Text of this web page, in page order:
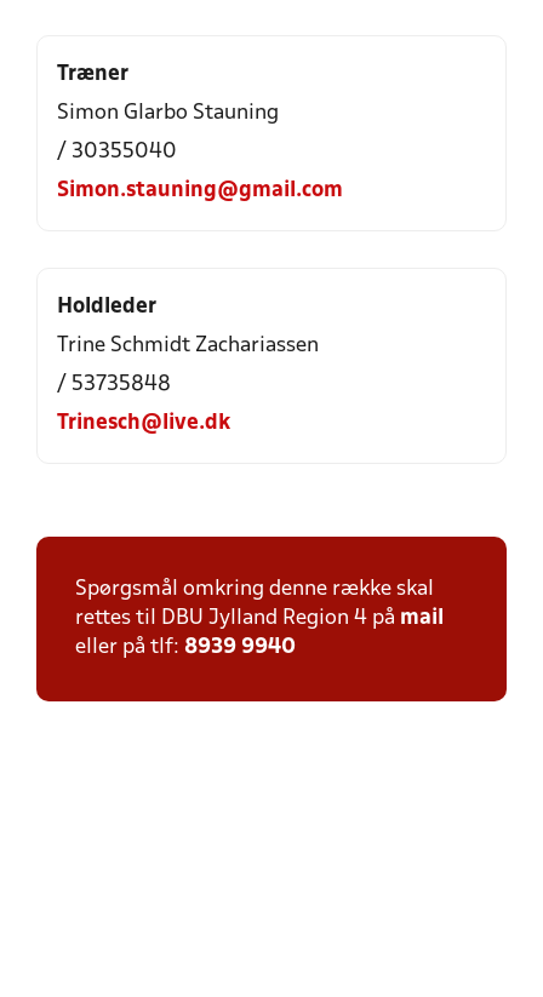
Træner
Simon Glarbo Stauning
/ 30355040
Simon.stauning@gmail.com
Holdleder
Trine Schmidt Zachariassen
/ 53735848
Trinesch@live.dk
Spørgsmål omkring denne række skal
rettes til DBU Jylland Region 4 på mail
eller på tlf: 8939 9940